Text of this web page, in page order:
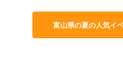
富山県の夏の人気イ